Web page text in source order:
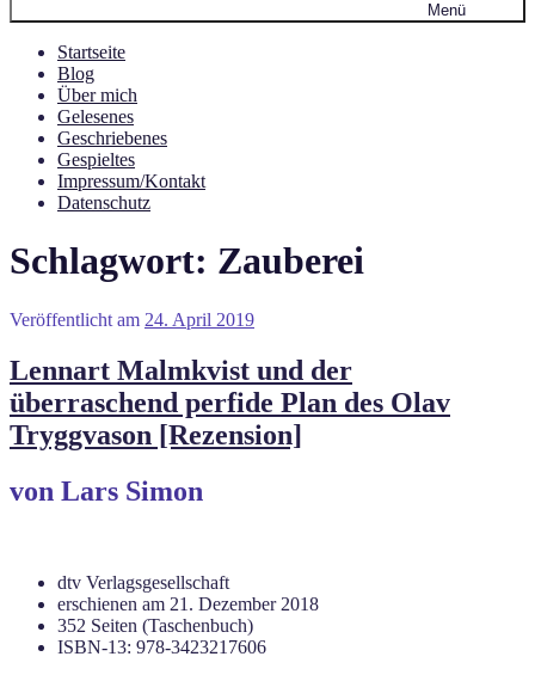
Menü
Startseite
Blog
Über mich
Gelesenes
Geschriebenes
Gespieltes
Impressum/Kontakt
Datenschutz
Schlagwort: Zauberei
Veröffentlicht am 24. April 2019
Lennart Malmkvist und der
überraschend perfide Plan des Olav
Tryggvason [Rezension]
von Lars Simon
dtv Verlagsgesellschaft
erschienen am 21. Dezember 2018
352 Seiten (Taschenbuch)
ISBN-13: 978-3423217606